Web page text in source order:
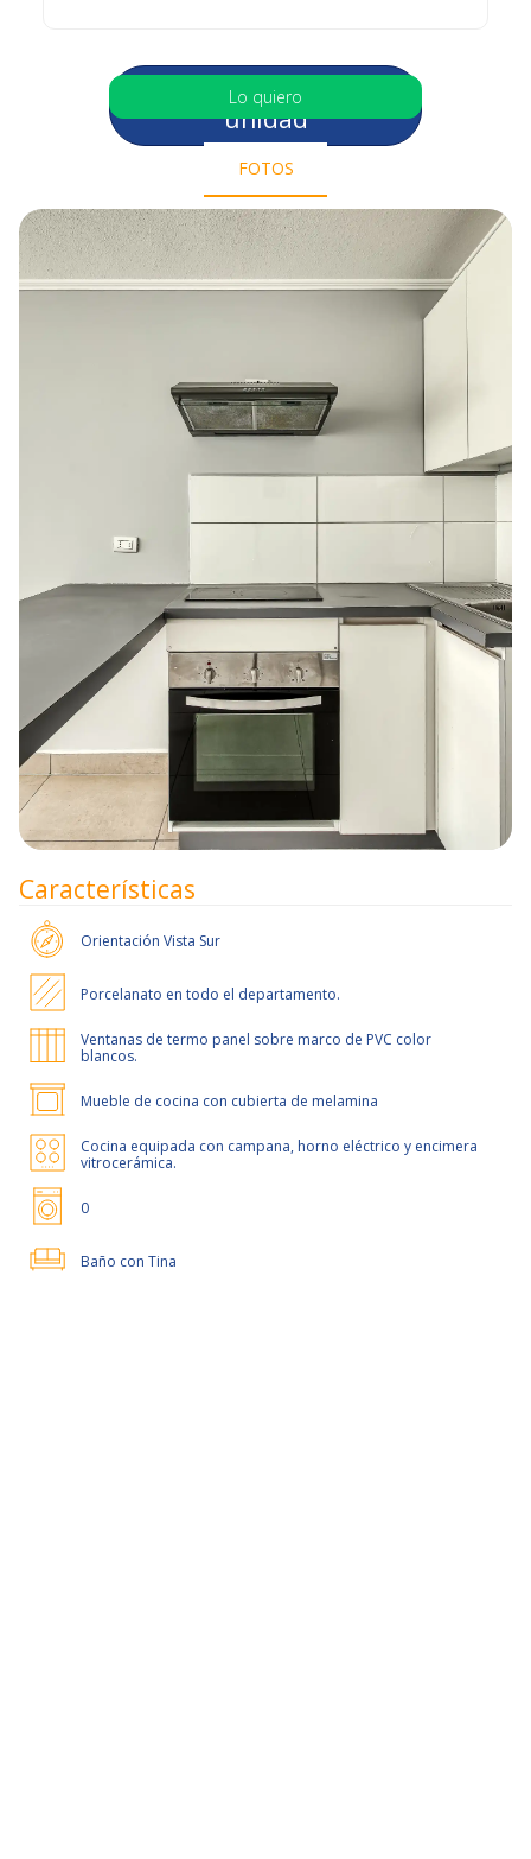
Selecciona otra
unidad
Lo quiero
FOTOS
Características
Orientación Vista Sur
Porcelanato en todo el departamento.
Ventanas de termo panel sobre marco de PVC color
blancos.
Mueble de cocina con cubierta de melamina
Cocina equipada con campana, horno eléctrico y encimera
vitrocerámica.
0
Baño con Tina